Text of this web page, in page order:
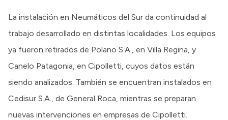
La instalación en Neumáticos del Sur da continuidad al
trabajo desarrollado en distintas localidades. Los equipos
ya fueron retirados de Polano S.A., en Villa Regina, y
Canelo Patagonia, en Cipolletti, cuyos datos están
siendo analizados. También se encuentran instalados en
Cedisur S.A., de General Roca, mientras se preparan
nuevas intervenciones en empresas de Cipolletti.